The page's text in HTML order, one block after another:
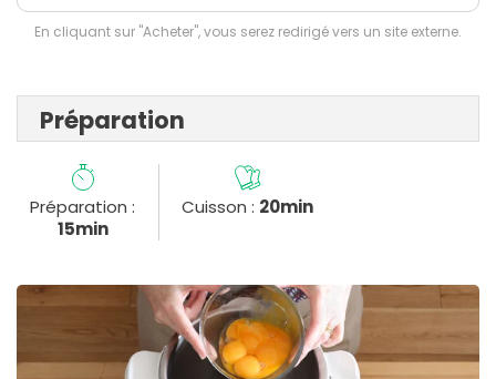
En cliquant sur "Acheter", vous serez redirigé vers un site externe.
Préparation
Préparation :
15min
Cuisson : 20min